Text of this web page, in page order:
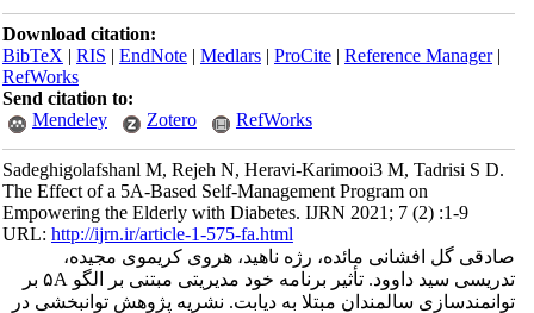
Download citation:
BibTeX|RIS|EndNote|Medlars|ProCite|Reference Manager
RefWorks
Send citation to:
Mendeley
Zotero RefWorks
Sadeghigolafshanl M, Rejeh N, Heravi-Karimooi3 M, Tadrisi S D.
The Effect of a 5A-Based Self-Management Program on
Empowering the Elderly with Diabetes. IJRN 2021; 7 (2) :1-9
URL:http://ijrn.ir/article-1-575-fa.html
صادقی گل افشانی مائده، رژه ناهید، هروی کریموی مجیده،
تدریسی سید داوود. تأثیر برنامه خود مدیریتی مبتنی بر الگو ۵A بر
توانمندسازی سالمندان مبتلا به دیابت. نشریه پژوهش توانبخشی در